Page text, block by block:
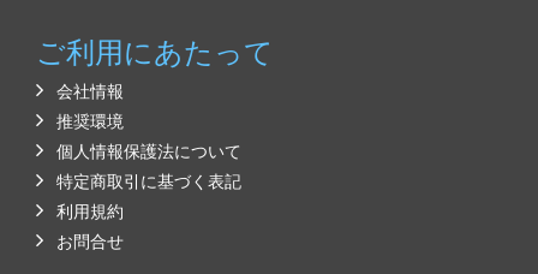
ご利用にあたって
会社情報
推奨環境
個人情報保護法について
特定商取引に基づく表記
利用規約
お問合せ